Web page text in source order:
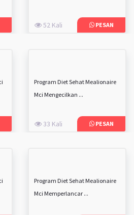
52 Kali PESAN
Program Diet Sehat Mealionaire
Mci Mengecilkan ...
33 Kali PESAN
Program Diet Sehat Mealionaire
Mci Memperlancar ...